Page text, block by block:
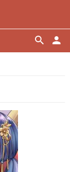
person
search